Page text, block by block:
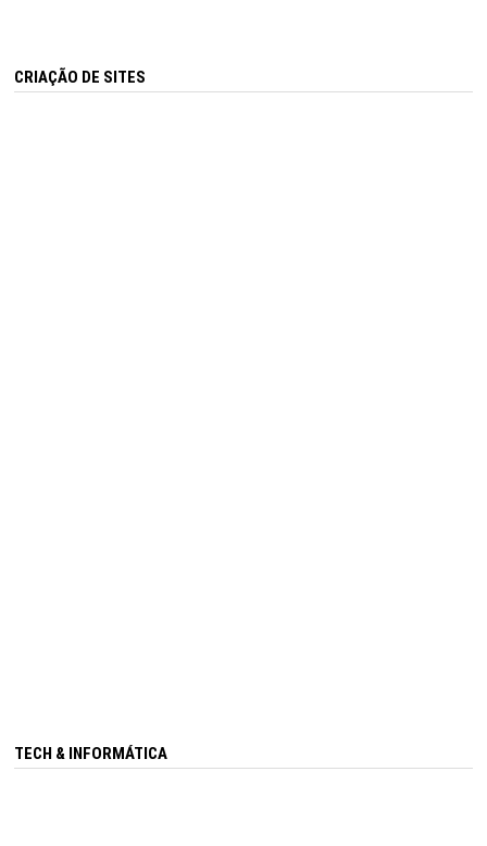
CRIAÇÃO DE SITES
TECH & INFORMÁTICA